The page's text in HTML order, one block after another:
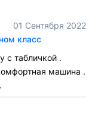
01 Сентября 2022
класс
с табличкой .
машина .